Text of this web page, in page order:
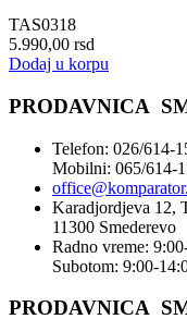
TAS0318
5.990,00 rsd
Dodaj u korpu
PRODAVNICA
Telefon: 026/614-
Mobilni: 065/614-
office@komparator
Karadjordjeva 12,
11300 Smederevo
Radno vreme:
Subotom: 9:00-
PRODAVNICA